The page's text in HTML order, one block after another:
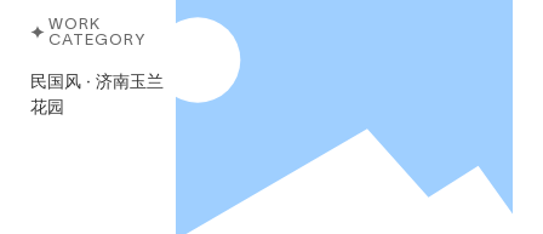
WORK
CATEGORY
民国风 · 济南玉兰
花园